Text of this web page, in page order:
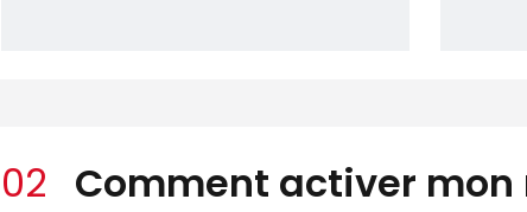
02 Comment activer mon